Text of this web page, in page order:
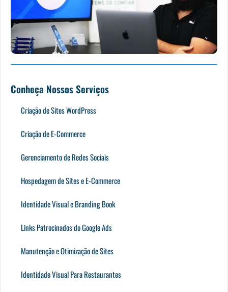
Conheça Nossos Serviços
Criação de Sites WordPress
Criação de E-Commerce
Gerenciamento de Redes Sociais
Hospedagem de Sites e E-Commerce
Identidade Visual e Branding Book
Links Patrocinados do Google Ads
Manutenção e Otimização de Sites
Identidade Visual Para Restaurantes